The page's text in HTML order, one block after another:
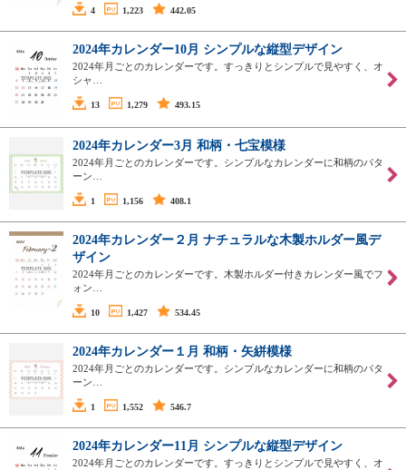
4 1,223 442.05
2024年カレンダー10月 シンプルな縦型デザイン
2024年月ごとのカレンダーです。すっきりとシンプルで見やすく、オ
シャ…
13 1,279 493.15
2024年カレンダー3月 和柄・七宝模様
2024年月ごとのカレンダーです。シンプルなカレンダーに和柄のパタ
ーン…
1 1,156 408.1
2024年カレンダー２月 ナチュラルな木製ホルダー風デ
ザイン
2024年月ごとのカレンダーです。木製ホルダー付きカレンダー風でフ
ォン…
10 1,427 534.45
2024年カレンダー１月 和柄・矢絣模様
2024年月ごとのカレンダーです。シンプルなカレンダーに和柄のパタ
ーン…
1 1,552 546.7
2024年カレンダー11月 シンプルな縦型デザイン
2024年月ごとのカレンダーです。すっきりとシンプルで見やすく、オ